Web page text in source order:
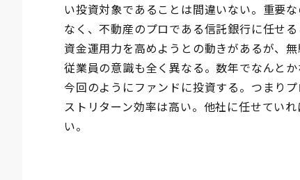
い投資対象であることは間違いない。重要
なく、不動産のプロである信託銀行に任せ
資金運用力を高めようとの動きがあるが、
従業員の意識も全く異なる。数年でなんと
今回のようにファンドに投資する。つまり
ストリターン効率は高い。他社に任せてい
い。